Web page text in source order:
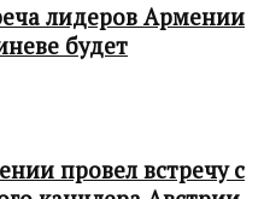
лидеров Армении
будет
провел встречу с